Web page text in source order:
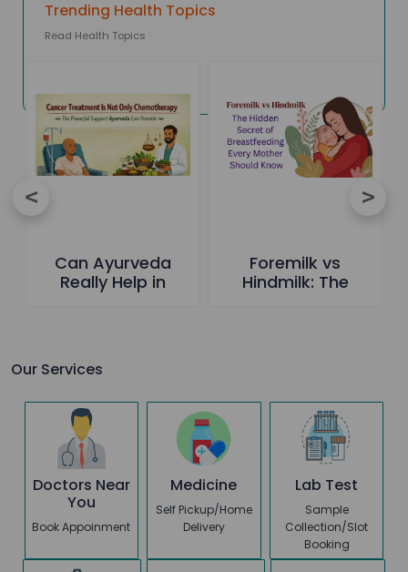
Trending Health Topics
Read Health Topics
Can Ayurveda
Really Help in
Foremilk vs
Hindmilk: The
Our Services
Doctors Near
You
Book Appoinment
Medicine
Self Pickup/Home
Delivery
Lab Test
Sample
Collection/Slot
Booking